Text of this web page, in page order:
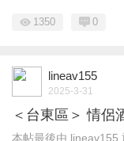
1350 0
lineav155
2025-3-31
＜台東區＞ 情侶
本帖最後由 lineav155